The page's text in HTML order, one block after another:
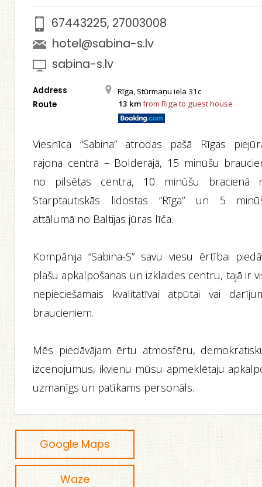
67443225, 27003008
hotel@sabina-s.lv
sabina-s.lv
Address Rīga, Stūrmaņu iela 31c
Route 13 kmfrom Riga to guest house
Viesnīca “Sabina” atrodas pašā Rīgas
rajona centrā – Bolderājā, 15 minūšu
no pilsētas centra, 10 minūšu bracienā
Starptautiskās lidostas “Rīga” un 5
attālumā no Baltijas jūras līča.
Kompānija “Sabina-S” savu viesu ērtībai
plašu apkalpošanas un izklaides centru, tajā ir
nepieciešamais kvalitatīvai atpūtai vai
braucieniem.
Mēs piedāvājam ērtu atmosfēru,
izcenojumus, ikvienu mūsu apmeklētaju
uzmanīgs un patīkams personāls.
Google Maps
Waze